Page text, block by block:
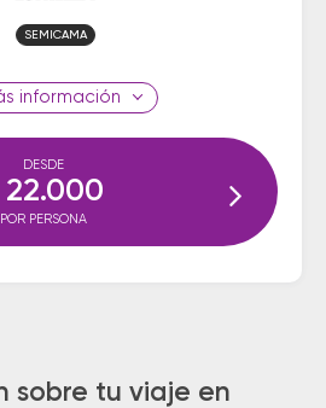
SEMICAMA
información
DESDE
22.000
POR PERSONA
sobre tu viaje en